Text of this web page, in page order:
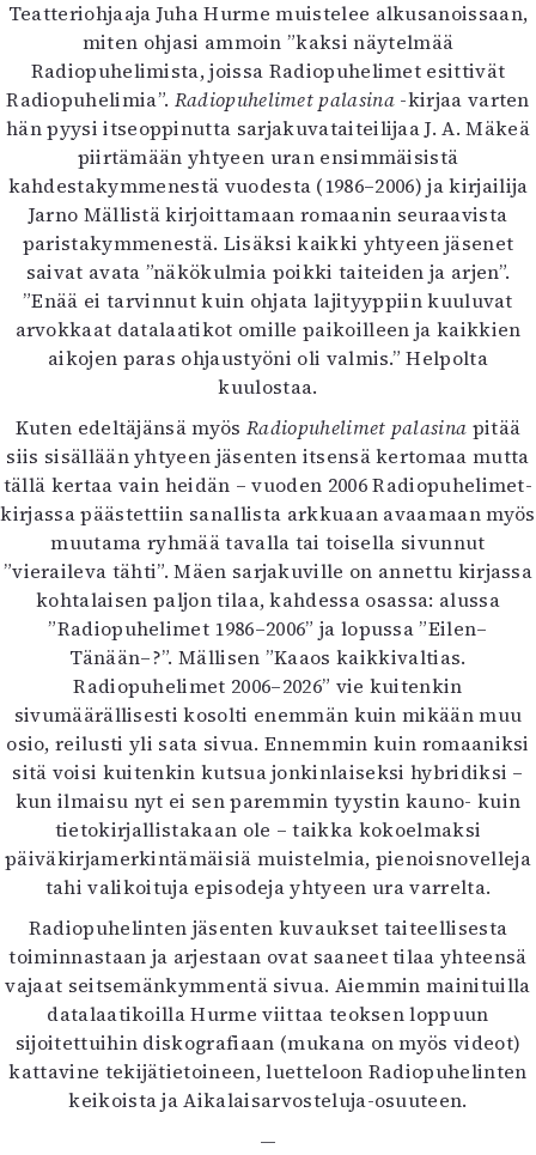
Teatteriohjaaja Juha Hurme muistelee alkusanoissaan,
miten ohjasi ammoin ”kaksi näytelmää
Radiopuhelimista, joissa Radiopuhelimet esittivät
Radiopuhelimia”. Radiopuhelimet palasina -kirjaa varten
hän pyysi itseoppinutta sarjakuvataiteilijaa J. A. Mäkeä
piirtämään yhtyeen uran ensimmäisistä
kahdestakymmenestä vuodesta (1986–2006) ja kirjailija
Jarno Mällistä kirjoittamaan romaanin seuraavista
paristakymmenestä. Lisäksi kaikki yhtyeen jäsenet
saivat avata ”näkökulmia poikki taiteiden ja arjen”.
”Enää ei tarvinnut kuin ohjata lajityyppiin kuuluvat
arvokkaat datalaatikot omille paikoilleen ja kaikkien
aikojen paras ohjaustyöni oli valmis.” Helpolta
kuulostaa.
Kuten edeltäjänsä myösRadiopuhelimet palasina pitää
siis sisällään yhtyeen jäsenten itsensä kertomaa mutta
tällä kertaa vain heidän – vuoden 2006 Radiopuhelimet-
kirjassa päästettiin sanallista arkkuaan avaamaan myös
muutama ryhmää tavalla tai toisella sivunnut
”vieraileva tähti”. Mäen sarjakuville on annettu kirjassa
kohtalaisen paljon tilaa, kahdessa osassa: alussa
”Radiopuhelimet 1986–2006” ja lopussa ”Eilen–
Tänään–?”. Mällisen ”Kaaos kaikkivaltias.
Radiopuhelimet 2006–2026” vie kuitenkin
sivumäärällisesti kosolti enemmän kuin mikään muu
osio, reilusti yli sata sivua. Ennemmin kuin romaaniksi
sitä voisi kuitenkin kutsua jonkinlaiseksi hybridiksi –
kun ilmaisu nyt ei sen paremmin tyystin kauno- kuin
tietokirjallistakaan ole – taikka kokoelmaksi
päiväkirjamerkintämäisiä muistelmia, pienoisnovelleja
tahi valikoituja episodeja yhtyeen ura varrelta.
Radiopuhelinten jäsenten kuvaukset taiteellisesta
toiminnastaan ja arjestaan ovat saaneet tilaa yhteensä
vajaat seitsemänkymmentä sivua. Aiemmin mainituilla
datalaatikoilla Hurme viittaa teoksen loppuun
sijoitettuihin diskografiaan (mukana on myös videot)
kattavine tekijätietoineen, luetteloon Radiopuhelinten
keikoista ja Aikalaisarvosteluja-osuuteen.
—